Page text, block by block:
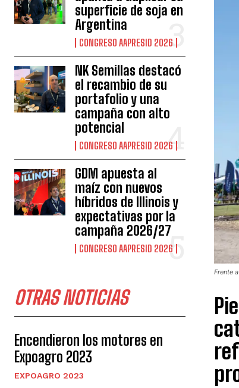
superficie de soja en
Argentina
CONGRESO AAPRESID 2026
NK Semillas destacó
el recambio de su
portafolio y una
campaña con alto
potencial
CONGRESO AAPRESID 2026
GDM apuesta al
maíz con nuevos
híbridos de Illinois y
expectativas por la
campaña 2026/27
CONGRESO AAPRESID 2026
OTRAS NOTICIAS
Encendieron los motores en
Expoagro 2023
EXPOAGRO 2023
Frente